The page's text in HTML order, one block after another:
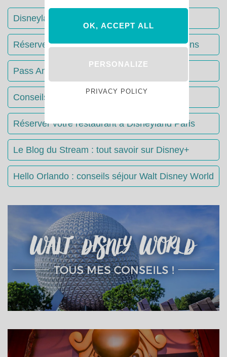
Disneyland Paris : Le guide complet
Réserver votre séjour : toutes les informations
Pass Annuels Disney : informations
Conseils & Astuces Disneyland Paris
Réserver votre restaurant à Disneyland Paris
Le Blog du Stream : tout savoir sur Disney+
Hello Orlando : conseils séjour Walt Disney World
OK, ACCEPT ALL
PERSONALIZE
PRIVACY POLICY